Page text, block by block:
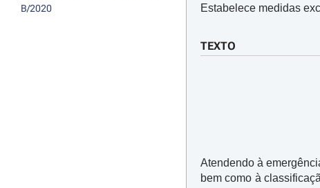
B/2020
Estabelece medidas
TEXTO
Atendendo à
bem como à